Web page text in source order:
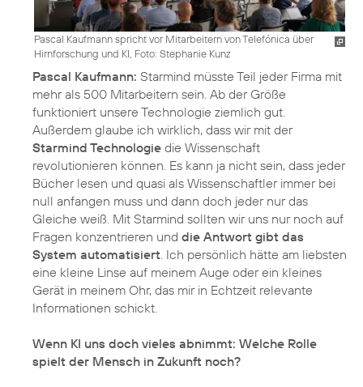
Pascal Kaufmann spricht vor Mitarbeitern von Telefónica über
Hirnforschung und KI, Foto: Stephanie Kunz
Pascal Kaufmann: Starmind müsste Teil jeder Firma mit
mehr als 500 Mitarbeitern sein. Ab der Größe
funktioniert unsere Technologie ziemlich gut.
Außerdem glaube ich wirklich, dass wir mit der
Starmind Technologie die Wissenschaft
revolutionieren können. Es kann ja nicht sein, dass jeder
Bücher lesen und quasi als Wissenschaftler immer bei
null anfangen muss und dann doch jeder nur das
Gleiche weiß. Mit Starmind sollten wir uns nur noch auf
Fragen konzentrieren und die Antwort gibt das
System automatisiert . Ich persönlich hätte am liebsten
eine kleine Linse auf meinem Auge oder ein kleines
Gerät in meinem Ohr, das mir in Echtzeit relevante
Informationen schickt.
Wenn KI uns doch vieles abnimmt: Welche Rolle
spielt der Mensch in Zukunft noch?